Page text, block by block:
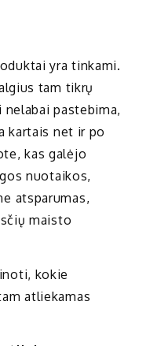
yra tinkami.
tam tikrų
pastebima,
kartais net ir po
kas galėjo
nuotaikos,
atsparumas,
maisto
kokie
atliekamas